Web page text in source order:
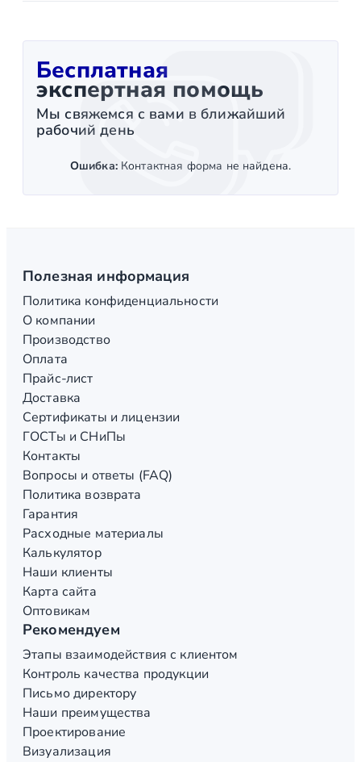
Бесплатная
экспертная помощь
Мы свяжемся с вами в ближайший
рабочий день
Ошибка:Контактная форма не найдена.
Полезная информация
Политика конфиденциальности
О компании
Производство
Оплата
Прайс-лист
Доставка
Сертификаты и лицензии
ГОСТы и СНиПы
Контакты
Вопросы и ответы (FAQ)
Политика возврата
Гарантия
Расходные материалы
Калькулятор
Наши клиенты
Карта сайта
Оптовикам
Рекомендуем
Этапы взаимодействия с клиентом
Контроль качества продукции
Письмо директору
Наши преимущества
Проектирование
Визуализация